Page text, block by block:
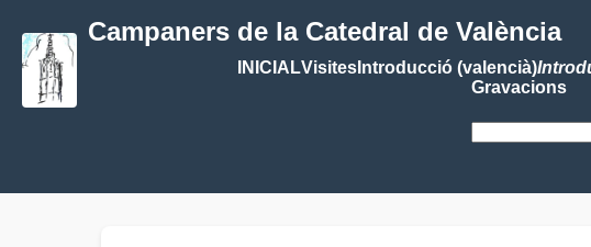
Campaners de la Catedral de València
INICIALVisitesIntroducció (valencià)
Gravacions